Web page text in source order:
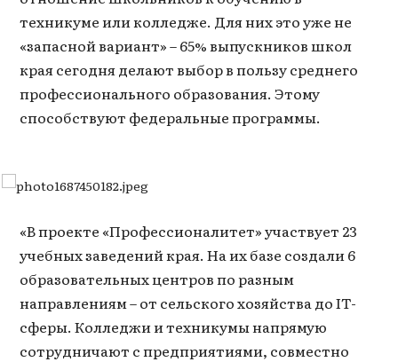
техникуме или колледже. Для них это уже не
«запасной вариант» – 65% выпускников школ
края сегодня делают выбор в пользу среднего
профессионального образования. Этому
способствуют федеральные программы.
«В проекте «Профессионалитет» участвует 23
учебных заведений края. На их базе создали 6
образовательных центров по разным
направлениям – от сельского хозяйства до IT-
сферы. Колледжи и техникумы напрямую
сотрудничают с предприятиями, совместно